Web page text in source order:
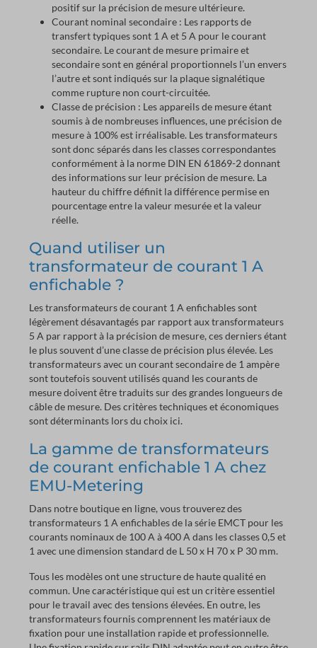
positif sur la précision de mesure ultérieure.
Courant nominal secondaire : Les rapports de
transfert typiques sont 1 A et 5 A pour le courant
secondaire. Le courant de mesure primaire et
secondaire sont en général proportionnels l’un envers
l’autre et sont indiqués sur la plaque signalétique
comme rupture non court-circuitée.
Classe de précision : Les appareils de mesure étant
soumis à de nombreuses influences, une précision de
mesure à 100% est irréalisable. Les transformateurs
sont donc séparés dans les classes correspondantes
conformément à la norme DIN EN 61869-2 donnant
des informations sur leur précision de mesure. La
hauteur du chiffre définit la différence permise en
pourcentage entre la valeur mesurée et la valeur
réelle.
Quand utiliser un
transformateur de courant 1 A
enfichable ?
Les transformateurs de courant 1 A enfichables sont
légèrement désavantagés par rapport aux transformateurs
5 A par rapport à la précision de mesure, ces derniers étant
le plus souvent d’une classe de précision plus élevée. Les
transformateurs avec un courant secondaire de 1 ampère
sont toutefois souvent utilisés quand les courants de
mesure doivent être traduits sur des grandes longueurs de
câble de mesure. Des critères techniques et économiques
sont déterminants lors du choix ici.
La gamme de transformateurs
de courant enfichable 1 A chez
EMU-Metering
Dans notre boutique en ligne, vous trouverez des
transformateurs 1 A enfichables de la série EMCT pour les
courants nominaux de 100 A à 400 A dans les classes 0,5 et
1 avec une dimension standard de L 50 x H 70 x P 30 mm.
Tous les modèles ont une structure de haute qualité en
commun. Une caractéristique qui est un critère essentiel
pour le travail avec des tensions élevées. En outre, les
transformateurs fournis comprennent les matériaux de
fixation pour une installation rapide et professionnelle.